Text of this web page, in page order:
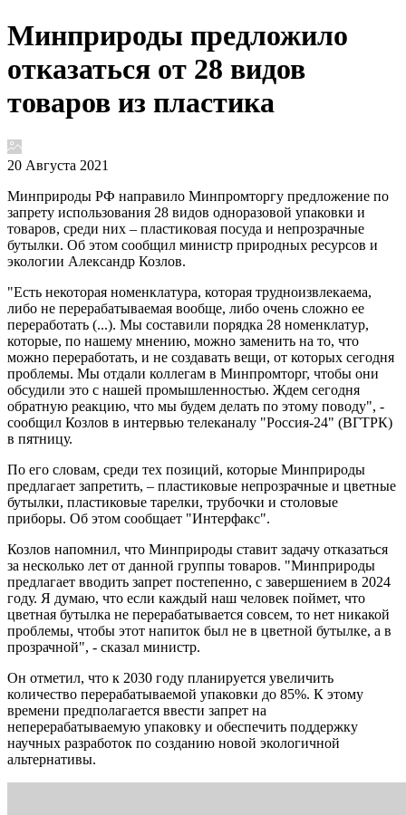
Минприроды предложило
отказаться от 28 видов
товаров из пластика
20 Августа 2021
Минприроды РФ направило Минпромторгу предложение по
запрету использования 28 видов одноразовой упаковки и
товаров, среди них – пластиковая посуда и непрозрачные
бутылки. Об этом сообщил министр природных ресурсов и
экологии Александр Козлов.
"Есть некоторая номенклатура, которая трудноизвлекаема,
либо не перерабатываемая вообще, либо очень сложно ее
переработать (...). Мы составили порядка 28 номенклатур,
которые, по нашему мнению, можно заменить на то, что
можно переработать, и не создавать вещи, от которых сегодня
проблемы. Мы отдали коллегам в Минпромторг, чтобы они
обсудили это с нашей промышленностью. Ждем сегодня
обратную реакцию, что мы будем делать по этому поводу", -
сообщил Козлов в интервью телеканалу "Россия-24" (ВГТРК)
в пятницу.
По его словам, среди тех позиций, которые Минприроды
предлагает запретить, – пластиковые непрозрачные и цветные
бутылки, пластиковые тарелки, трубочки и столовые
приборы. Об этом сообщает "Интерфакс".
Козлов напомнил, что Минприроды ставит задачу отказаться
за несколько лет от данной группы товаров. "Минприроды
предлагает вводить запрет постепенно, с завершением в 2024
году. Я думаю, что если каждый наш человек поймет, что
цветная бутылка не перерабатывается совсем, то нет никакой
проблемы, чтобы этот напиток был не в цветной бутылке, а в
прозрачной", - сказал министр.
Он отметил, что к 2030 году планируется увеличить
количество перерабатываемой упаковки до 85%. К этому
времени предполагается ввести запрет на
неперерабатываемую упаковку и обеспечить поддержку
научных разработок по созданию новой экологичной
альтернативы.